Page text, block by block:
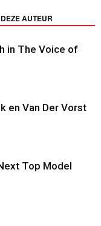
AUTEUR
in The Voice of
en Van Der Vorst
Top Model